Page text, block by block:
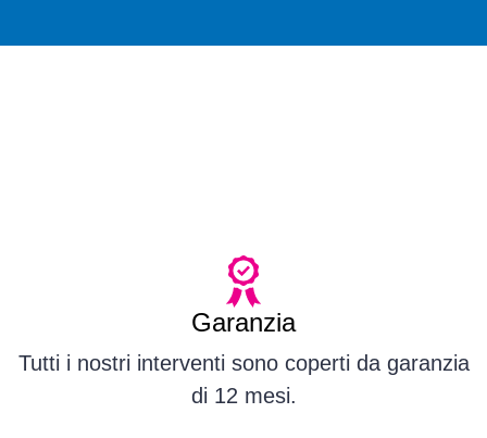
Garanzia
Tutti i nostri interventi sono coperti da garanzia
di 12 mesi.